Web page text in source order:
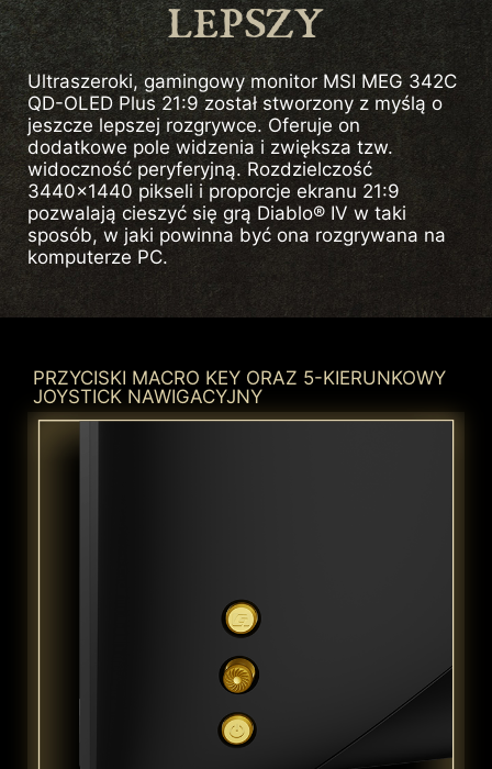
LEPSZY
Ultraszeroki, gamingowy monitor MSI MEG 342C
QD-OLED Plus 21:9 został stworzony z myślą o
jeszcze lepszej rozgrywce. Oferuje on
dodatkowe pole widzenia i zwiększa tzw.
widoczność peryferyjną. Rozdzielczość
3440x1440 pikseli i proporcje ekranu 21:9
pozwalają cieszyć się grą Diablo® IV w taki
sposób, w jaki powinna być ona rozgrywana na
komputerze PC.
PRZYCISKI MACRO KEY ORAZ 5-KIERUNKOWY
JOYSTICK NAWIGACYJNY